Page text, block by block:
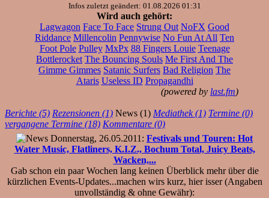
Infos zuletzt geändert: 01.08.2026 01:31
Wird auch gehört:
Lagwagon Face To Face Strung Out NoFX Good
Riddance Millencolin Pennywise No Fun At All Ten
Foot Pole Pulley MxPx 88 Fingers Louie Teenage
Bottlerocket The Bouncing Souls Me First And The
Gimme Gimmes Satanic Surfers Bad Religion The
Ataris Useless ID Propagandhi
(powered by last.fm)
Berichte (5) Rezensionen (1) News (1) Mediathek (1) Termine (0)
vergangene Termine (18) Kommentare (0)
Donnerstag, 26.05.2011: Festivals und Touren: Hot
Water Music, Flatliners, K.I.Z., Bochum Total, Juicy Beats,
Wacken,...
Gab schon ein paar Wochen lang keinen Überblick mehr über die
kürzlichen Events-Updates...machen wirs kurz, hier isser (Angaben
unvollständig & ohne Gewähr):